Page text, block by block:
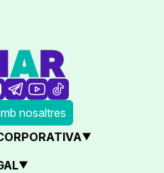
nosaltres